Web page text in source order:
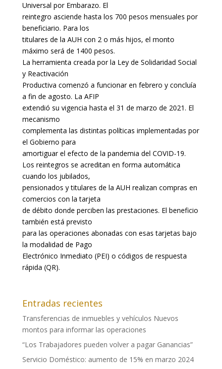
Universal por Embarazo. El
reintegro asciende hasta los 700 pesos mensuales por
beneficiario. Para los
titulares de la AUH con 2 o más hijos, el monto
máximo será de 1400 pesos.
La herramienta creada por la Ley de Solidaridad Social
y Reactivación
Productiva comenzó a funcionar en febrero y concluía
a fin de agosto. La AFIP
extendió su vigencia hasta el 31 de marzo de 2021. El
mecanismo
complementa las distintas políticas implementadas por
el Gobierno para
amortiguar el efecto de la pandemia del COVID-19.
Los reintegros se acreditan en forma automática
cuando los jubilados,
pensionados y titulares de la AUH realizan compras en
comercios con la tarjeta
de débito donde perciben las prestaciones. El beneficio
también está previsto
para las operaciones abonadas con esas tarjetas bajo
la modalidad de Pago
Electrónico Inmediato (PEI) o códigos de respuesta
rápida (QR).
Entradas recientes
Transferencias de inmuebles y vehículos Nuevos
montos para informar las operaciones
“Los Trabajadores pueden volver a pagar Ganancias”
Servicio Doméstico: aumento de 15% en marzo 2024